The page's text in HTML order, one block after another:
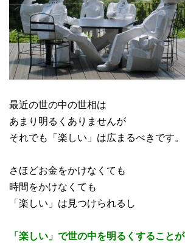
最近の世の中の世相は
あまり明るくありませんが
それでも「楽しい」は広まるべきです。
さほどお金をかけなくても
時間をかけなくても
「楽しい」は見つけられるし
「楽しい」で世の中を明るくすることが